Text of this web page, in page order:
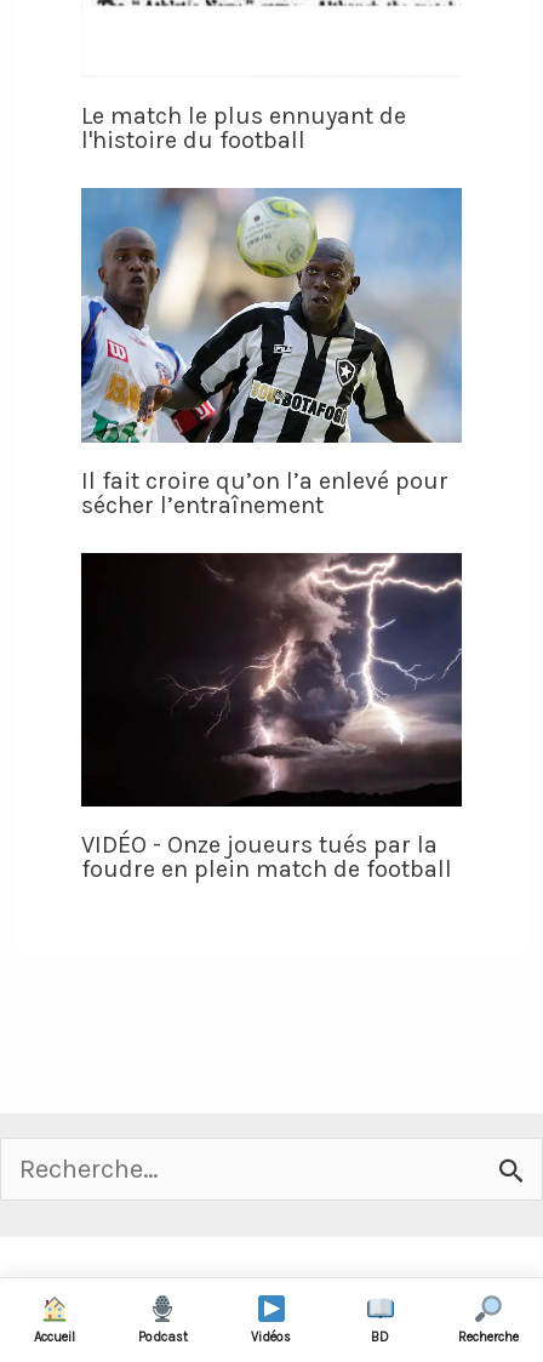
Le match le plus ennuyant de
l'histoire du football
Il fait croire qu’on l’a enlevé pour
sécher l’entraînement
VIDÉO - Onze joueurs tués par la
foudre en plein match de football
Rechercher :
2026 ©
UN TRUC DE FOOT
Accueil Podcast Vidéos BD Recherche